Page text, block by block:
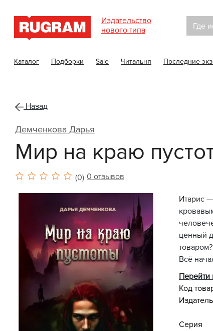
Издательство
нового типа
Где
Каталог Подборки Sale Читальня Последние
Назад
Демченкова Дарья
Мир на краю
(0) 0 отзывов
Итарис
ценный
товаром?
Всё
Перейти
Код
Серия